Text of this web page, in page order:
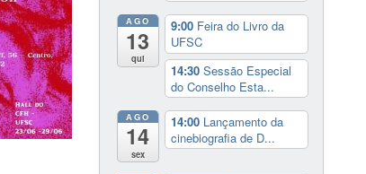
AGO
13
qui
9:00 Feira do Livro da
UFSC
14:30 Sessão Especial
do Conselho Esta...
AGO
14
sex
14:00 Lançamento da
cinebiografia de D...